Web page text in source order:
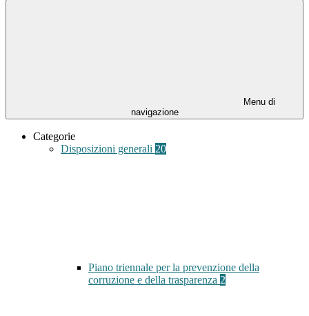
Menu di
navigazione
Categorie
Disposizioni generali 20
Piano triennale per la prevenzione della
corruzione e della trasparenza 2